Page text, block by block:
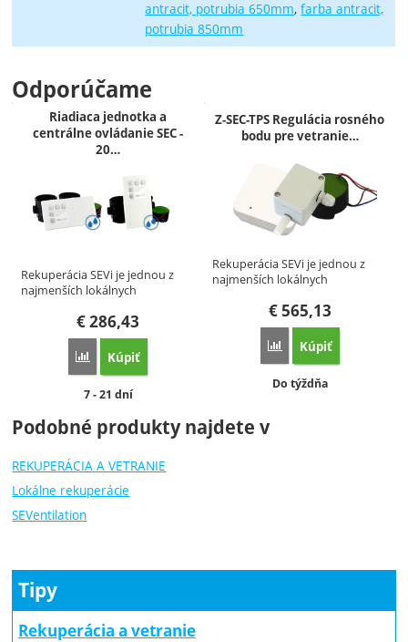
antracit, potrubia 650mm farba antracit,
potrubia 850mm
Odporúčame
Riadiaca jednotka a
centrálne ovládanie SEC -
20…
Rekuperácia SEVi je jednou z
najmenších lokálnych
€286,43
Porovnať
Kúpiť
Dostupnosť:
7 - 21 dní
Z-SEC-TPS Regulácia rosného
bodu pre vetranie…
Rekuperácia SEVi je jednou z
najmenších lokálnych
€565,13
Porovnať
Kúpiť
Dostupnosť:
Do týždňa
Podobné produkty najdete v
REKUPERÁCIA A VETRANIE
Lokálne rekuperácie
SEVentilation
Tipy
Rekuperácia a vetranie